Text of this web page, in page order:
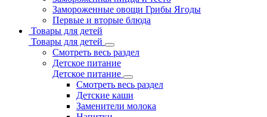
Замороженные овощи Грибы Ягоды
Первые и вторые блюда
Товары для детей
Товары для детей
Смотреть весь раздел
Детское питание
Детское питание
Смотреть весь раздел
Детские каши
Заменители молока